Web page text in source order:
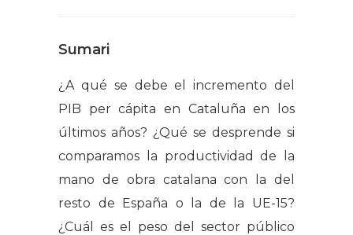
Sumari
¿A qué se debe el incremento del
PIB per cápita en Cataluña en los
últimos años? ¿Qué se desprende si
comparamos la productividad de la
mano de obra catalana con la del
resto de España o la de la UE-15?
¿Cuál es el peso del sector público